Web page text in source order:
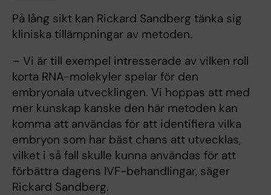
På lång sikt kan Rickard Sandberg tänka sig
kliniska tillämpningar av metoden.
– Vi är till exempel intresserade av vilken roll
korta RNA-molekyler spelar för den
embryonala utvecklingen. Vi hoppas att med
mer kunskap kanske den här metoden kan
komma att användas för att identifiera vilka
embryon som har bäst chans att utvecklas,
vilket i så fall skulle kunna användas för att
förbättra dagens IVF-behandlingar, säger
Rickard Sandberg.